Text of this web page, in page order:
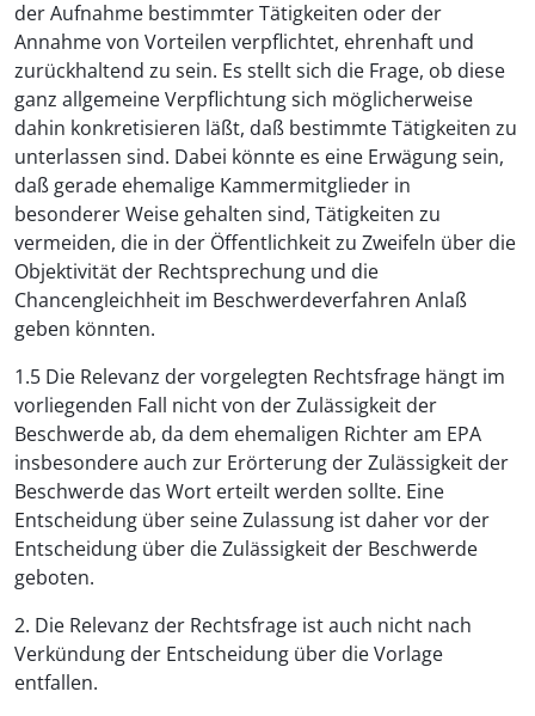
der Aufnahme bestimmter Tätigkeiten oder der
Annahme von Vorteilen verpflichtet, ehrenhaft und
zurückhaltend zu sein. Es stellt sich die Frage, ob diese
ganz allgemeine Verpflichtung sich möglicherweise
dahin konkretisieren läßt, daß bestimmte Tätigkeiten zu
unterlassen sind. Dabei könnte es eine Erwägung sein,
daß gerade ehemalige Kammermitglieder in
besonderer Weise gehalten sind, Tätigkeiten zu
vermeiden, die in der Öffentlichkeit zu Zweifeln über die
Objektivität der Rechtsprechung und die
Chancengleichheit im Beschwerdeverfahren Anlaß
geben könnten.
1.5 Die Relevanz der vorgelegten Rechtsfrage hängt im
vorliegenden Fall nicht von der Zulässigkeit der
Beschwerde ab, da dem ehemaligen Richter am EPA
insbesondere auch zur Erörterung der Zulässigkeit der
Beschwerde das Wort erteilt werden sollte. Eine
Entscheidung über seine Zulassung ist daher vor der
Entscheidung über die Zulässigkeit der Beschwerde
geboten.
2. Die Relevanz der Rechtsfrage ist auch nicht nach
Verkündung der Entscheidung über die Vorlage
entfallen.